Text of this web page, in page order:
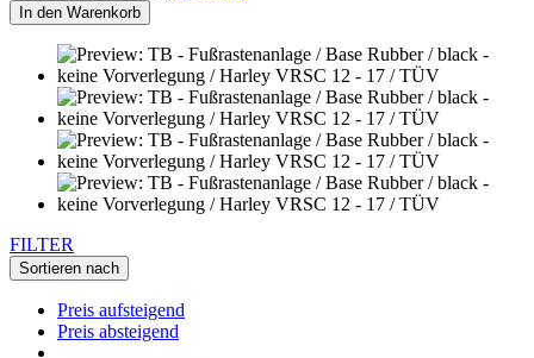
In den Warenkorb
FILTER
Sortieren nach
Preis aufsteigend
Preis absteigend